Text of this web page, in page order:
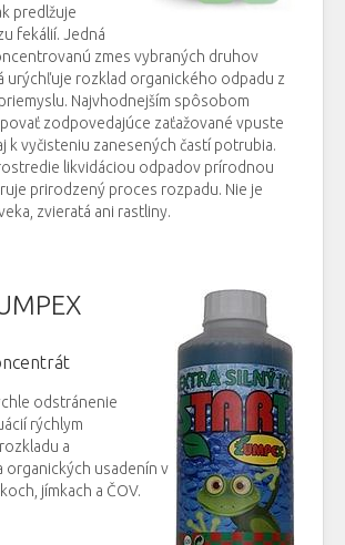
predlžuje
fekálií. Jedná
zmes vybraných druhov
urýchľuje rozklad organického odpadu z
Najvhodnejším spôsobom
zodpovedajúce zaťažované vpuste
k vyčisteniu zanesených častí potrubia.
likvidáciou odpadov prírodnou
prirodzený proces rozpadu. Nie je
zvieratá ani rastliny.
odstránenie
rýchlym
a
organických usadenín v
jímkach a ČOV.